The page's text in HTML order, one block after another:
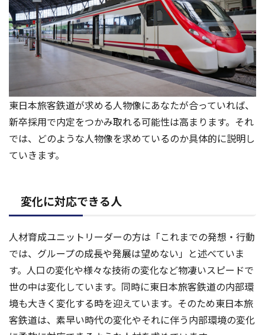
東日本旅客鉄道が求める人物像にあなたが合っていれば、
新卒採用で内定をつかみ取れる可能性は高まります。それ
では、どのような人物像を求めているのか具体的に説明し
ていきます。
変化に対応できる人
人材育成ユニットリーダーの方は「これまでの発想・行動
では、グループの成長や発展は望めない」と述べていま
す。人口の変化や様々な技術の変化など物凄いスピードで
世の中は変化しています。同時に東日本旅客鉄道の内部環
境も大きく変化する時を迎えています。そのため東日本旅
客鉄道は、素早い時代の変化やそれに伴う内部環境の変化